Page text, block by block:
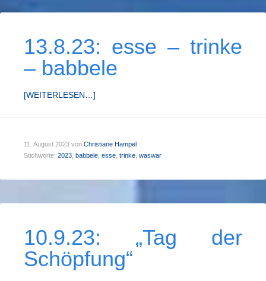
13.8.23: esse – trinke
– babbele
[WEITERLESEN…]
11. August 2023 von Christiane Hampel
Stichworte: 2023 babbele esse trinke waswar
10.9.23: „Tag der
Schöpfung“